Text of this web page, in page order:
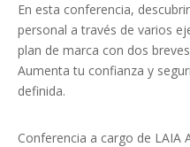
En esta conferencia,
personal a través de varios
plan de marca con dos
Aumenta tu confianza y
definida.
Conferencia a cargo de LAIA